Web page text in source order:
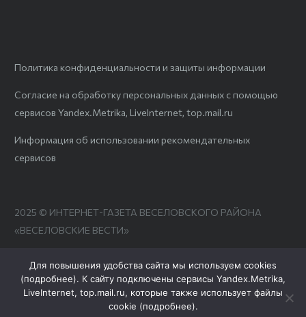
Политика конфиденциальности и защиты информации
Согласие на обработку персональных данных с помощью
сервисов Yandex.Metrika, LiveInternet, top.mail.ru
Информация об использовании рекомендательных
сервисов
2025 © ИНТЕРНЕТ-ГАЗЕТА ВЕСЕЛОВСКОГО РАЙОНА
«ВЕСЕЛОВСКИЕ ВЕСТИ»
Для повышения удобства сайта мы используем cookies
(подробнее). К сайту подключены сервисы Yandex.Metrika,
LiveInternet, top.mail.ru, которые также использует файлы
cookie (подробнее).